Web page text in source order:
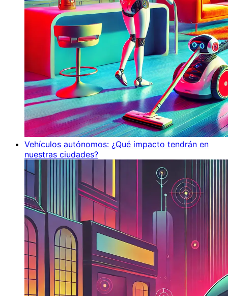
Vehículos autónomos: ¿Qué impacto tendrán en
nuestras ciudades?